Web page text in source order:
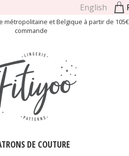
English
métropolitaine et Belgique à partir de
commande
DE COUTURE